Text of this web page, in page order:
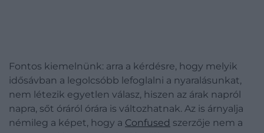
Fontos kiemelnünk: arra a kérdésre, hogy melyik
idősávban a legolcsóbb lefoglalni a nyaralásunkat,
nem létezik egyetlen válasz, hiszen az árak napról
napra, sőt óráról órára is változhatnak. Az is árnyalja
némileg a képet, hogy a Confused szerzője nem a